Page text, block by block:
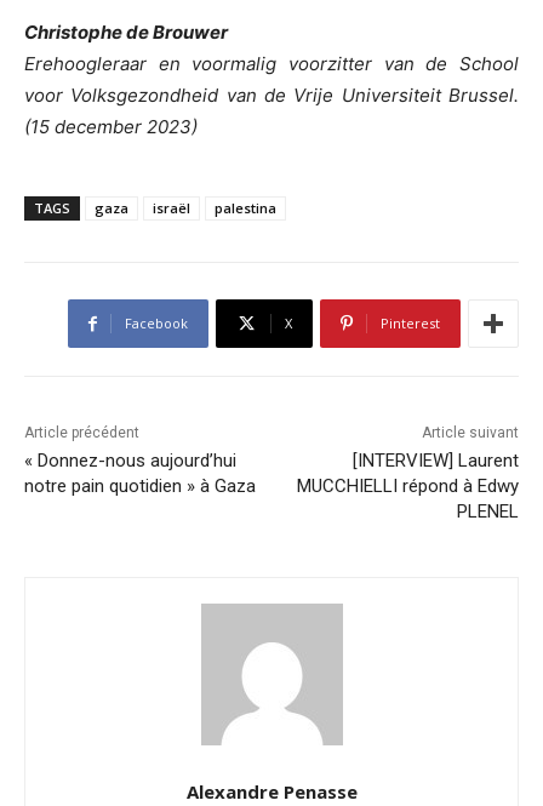
Christophe de Brouwer
Erehoogleraar en voormalig voorzitter van de School
voor Volksgezondheid van de Vrije Universiteit Brussel.
(15 december 2023)
TAGS gaza israël palestina
Facebook X Pinterest
Article précédent
« Donnez-nous aujourd’hui
notre pain quotidien » à Gaza
Article suivant
[INTERVIEW] Laurent
MUCCHIELLI répond à Edwy
PLENEL
Alexandre Penasse